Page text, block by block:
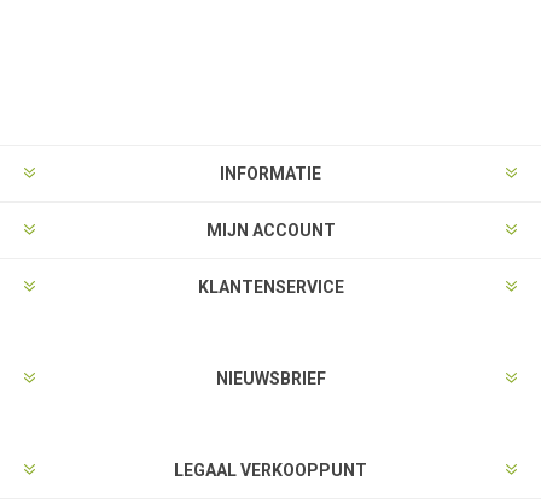
INFORMATIE
MIJN ACCOUNT
KLANTENSERVICE
NIEUWSBRIEF
LEGAAL VERKOOPPUNT